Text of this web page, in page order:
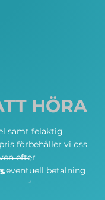
HÖRA
samt felaktig
förbehåller vi oss
efter
eventuell betalning